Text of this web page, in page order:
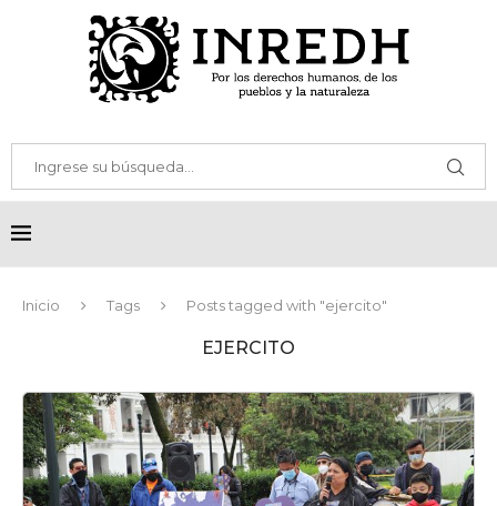
Inicio Tags Posts tagged with "ejercito"
EJERCITO